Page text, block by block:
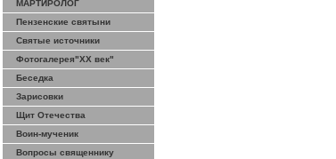
МАРТИРОЛОГ
Пензенские святыни
Святые источники
Фотогалерея"ХХ век"
Беседка
Зарисовки
Щит Отечества
Воин-мученик
Вопросы священнику